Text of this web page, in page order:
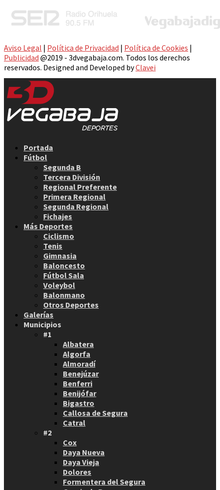
Aviso Legal | Política de Privacidad | Política de Cookies |
Publicidad @2019 - 3dvegabaja.com. Todos los derechos
reservados. Designed and Developed byClavei
Portada
Fútbol
Segunda B
Tercera División
Regional Preferente
Primera Regional
Segunda Regional
Fichajes
Más Deportes
Ciclismo
Tenis
Gimnasia
Baloncesto
Fútbol Sala
Voleybol
Balonmano
Otros Deportes
Galerías
Municipios
#1
Albatera
Algorfa
Almoradí
Benejúzar
Benferri
Benijófar
Bigastro
Callosa de Segura
Catral
#2
Cox
Daya Nueva
Daya Vieja
Dolores
Formentera del Segura